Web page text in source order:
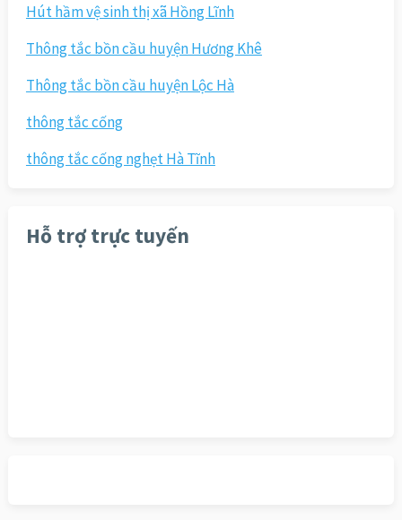
Hút hầm vệ sinh thị xã Hồng Lĩnh
Thông tắc bồn cầu huyện Hương Khê
Thông tắc bồn cầu huyện Lộc Hà
thông tắc cống
thông tắc cống nghẹt Hà Tĩnh
Hỗ trợ trực tuyến